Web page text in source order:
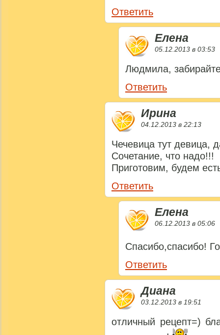
Ответить
Елена
05.12.2013 в 03:53
Людмила,
Ответить
Ирина
04.12.2013 в 22:13
Чечевица тут девица,
Сочетание, что надо!!!
Приготовим, будем
Ответить
Елена
06.12.2013 в 05:06
Спасибо,спасибо!
Ответить
Диана
03.12.2013 в 19:51
отличный рецепт=)